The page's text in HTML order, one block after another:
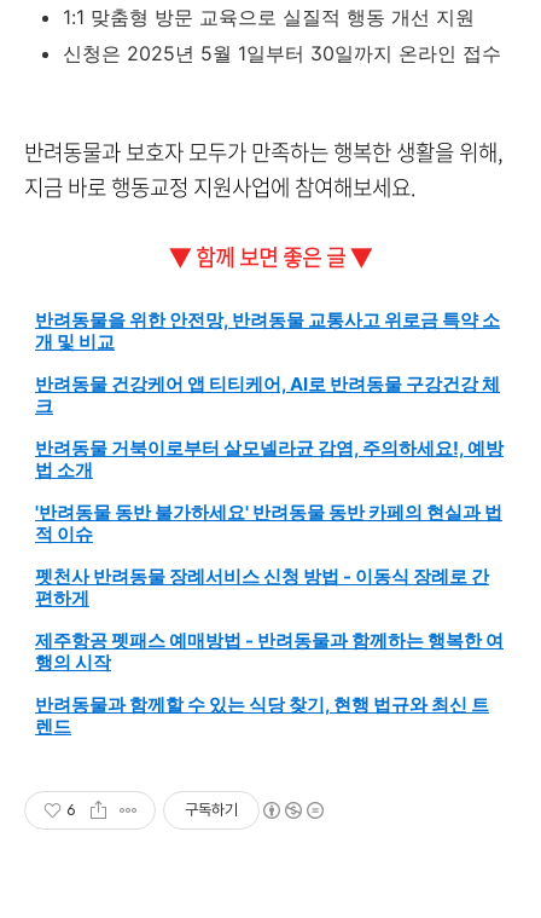
1:1 맞춤형 방문 교육으로 실질적 행동 개선 지원
신청은 2025년 5월 1일부터 30일까지 온라인 접수
반려동물과 보호자 모두가 만족하는 행복한 생활을 위해,
지금 바로 행동교정 지원사업에 참여해보세요.
▼ 함께 보면 좋은 글 ▼
반려동물을 위한 안전망, 반려동물 교통사고 위로금 특약 소
개 및 비교
반려동물 건강케어 앱 티티케어, AI로 반려동물 구강건강 체
크
반려동물 거북이로부터 살모넬라균 감염, 주의하세요!, 예방
법 소개
'반려동물 동반 불가하세요' 반려동물 동반 카페의 현실과 법
적 이슈
펫천사 반려동물 장례서비스 신청 방법 - 이동식 장례로 간
편하게
제주항공 펫패스 예매방법 - 반려동물과 함께하는 행복한 여
행의 시작
반려동물과 함께할 수 있는 식당 찾기, 현행 법규와 최신 트
렌드
6 구독하기